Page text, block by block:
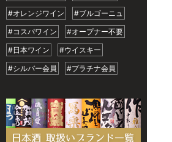
#オレンジワイン
#ブルゴーニュ
#コスパワイン
#オープナー不要
#日本ワイン
#ウイスキー
#シルバー会員
#プラチナ会員